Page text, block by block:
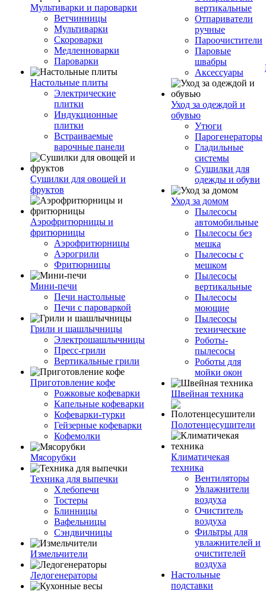
Мультиварки и пароварки
Ветчинницы
Мультиварки
Скороварки
Медленноварки
Пароварки
Настольные плиты
Электрические
плитки
Индукционные
плитки
Встраиваемые
варочные панели
Сушилки для овощей и
фруктов
Аэрофритюрницы и
фритюрницы
Аэрофритюрницы
Аэрогрили
Фритюрницы
Мини-печи
Печи настольные
Печи с пароваркой
Грили и шашлычницы
Электрошашлычницы
Пресс-грили
Вертикальные грили
Приготовление кофе
Рожковые кофеварки
Капельные кофеварки
Кофеварки-турки
Гейзерные кофеварки
Кофемолки
Мясорубки
Техника для выпечки
Хлебопечи
Тостеры
Блинницы
Вафельницы
Сэндвичницы
Измельчители
Ледогенераторы
вертикальные
Отпариватели
ручные
Пароочистители
Паровые
швабры
Аксессуары
Уход за одеждой и
обувью
Утюги
Парогенераторы
Гладильные
системы
Сушилки для
одежды и обуви
Уход за домом
Пылесосы
автомобильные
Пылесосы без
мешка
Пылесосы с
мешком
Пылесосы
вертикальные
Пылесосы
моющие
Пылесосы
технические
Роботы-
пылесосы
Роботы для
мойки окон
Швейная техника
Полотенцесушители
Климатичекая
техника
Вентиляторы
Увлажнители
воздуха
Очиститель
воздуха
Фильтры для
увлажнителей и
очистителей
воздуха
Настольные
подставки